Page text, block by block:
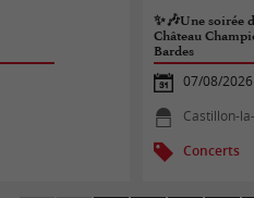
✨🎶Une soirée
Château
Bardes
07/08/2026
Castillon-
Concerts